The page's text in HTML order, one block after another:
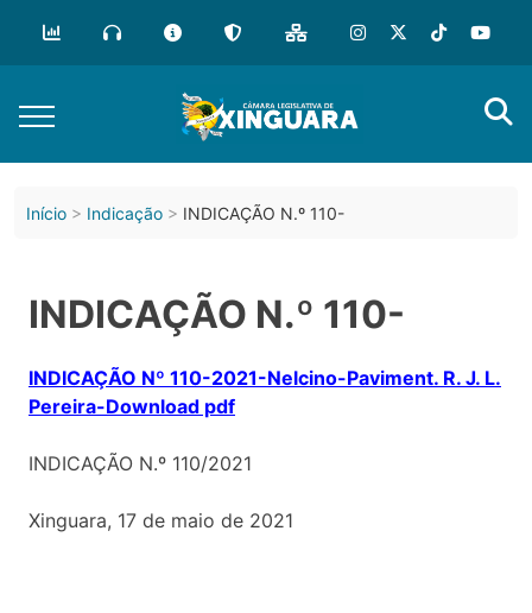
Início Indicação INDICAÇÃO N.º 110-
INDICAÇÃO N.º 110-
INDICAÇÃO Nº 110-2021-Nelcino-Paviment. R. J. L.
Pereira-Download pdf
INDICAÇÃO N.º 110/2021
Xinguara, 17 de maio de 2021